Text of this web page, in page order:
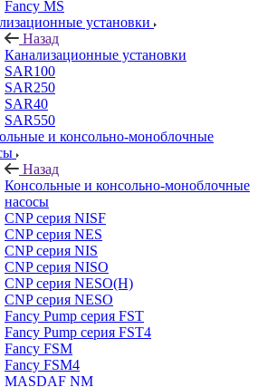
Fancy MS
установки
Назад
Канализационные установки
SAR100
SAR250
SAR40
SAR550
и консольно-моноблочные
Назад
Консольные и консольно-моноблочные
насосы
CNP серия NISF
CNP серия NES
CNP серия NIS
CNP серия NISO
CNP серия NESO(H)
CNP серия NESO
Fancy Pump серия FST
Fancy Pump серия FST4
Fancy FSM
Fancy FSM4
MASDAF NM